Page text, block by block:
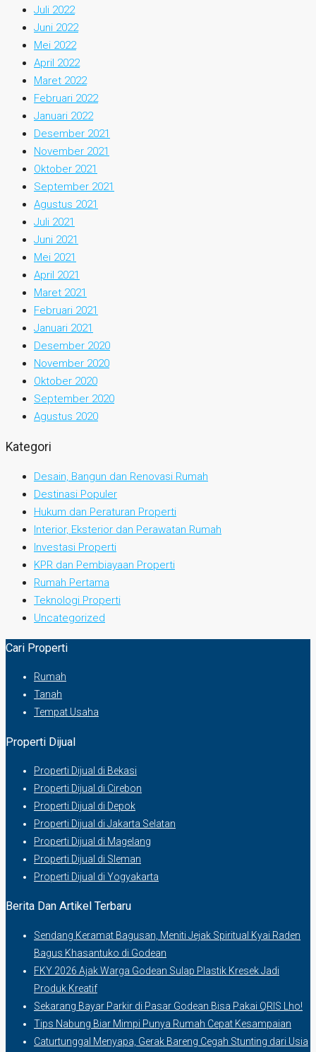
Juli 2022
Juni 2022
Mei 2022
April 2022
Maret 2022
Februari 2022
Januari 2022
Desember 2021
November 2021
Oktober 2021
September 2021
Agustus 2021
Juli 2021
Juni 2021
Mei 2021
April 2021
Maret 2021
Februari 2021
Januari 2021
Desember 2020
November 2020
Oktober 2020
September 2020
Agustus 2020
Kategori
Desain, Bangun dan Renovasi Rumah
Destinasi Populer
Hukum dan Peraturan Properti
Interior, Eksterior dan Perawatan Rumah
Investasi Properti
KPR dan Pembiayaan Properti
Rumah Pertama
Teknologi Properti
Uncategorized
Cari Properti
Rumah
Tanah
Tempat Usaha
Properti Dijual
Properti Dijual di Bekasi
Properti Dijual di Cirebon
Properti Dijual di Depok
Properti Dijual di Jakarta Selatan
Properti Dijual di Magelang
Properti Dijual di Sleman
Properti Dijual di Yogyakarta
Berita Dan Artikel Terbaru
Sendang Keramat Bagusan, Meniti Jejak Spiritual Kyai Raden
Bagus Khasantuko di Godean
FKY 2026 Ajak Warga Godean Sulap Plastik Kresek Jadi
Produk Kreatif
Sekarang Bayar Parkir di Pasar Godean Bisa Pakai QRIS Lho!
Tips Nabung Biar Mimpi Punya Rumah Cepat Kesampaian
Caturtunggal Menyapa, Gerak Bareng Cegah Stunting dari Usia